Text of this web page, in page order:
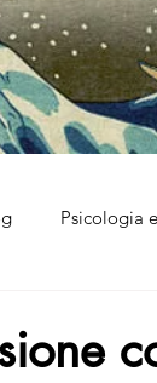
Psicologia